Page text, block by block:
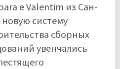
e Valentim из Сан-
новую систему
сборных
увенчались